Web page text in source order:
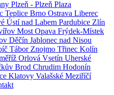
Plzeň - Plzeň Plaza
Teplice Brno Ostrava Liberec
Ústí nad Labem Pardubice Zlín
Most Opava Frýdek-Místek
Děčín Jablonec nad Nisou
Tábor Znojmo Třinec Kolín
Orlová Vsetín Uherské
Brod Chrudim Hodonín
Klatovy Valašské Meziříčí